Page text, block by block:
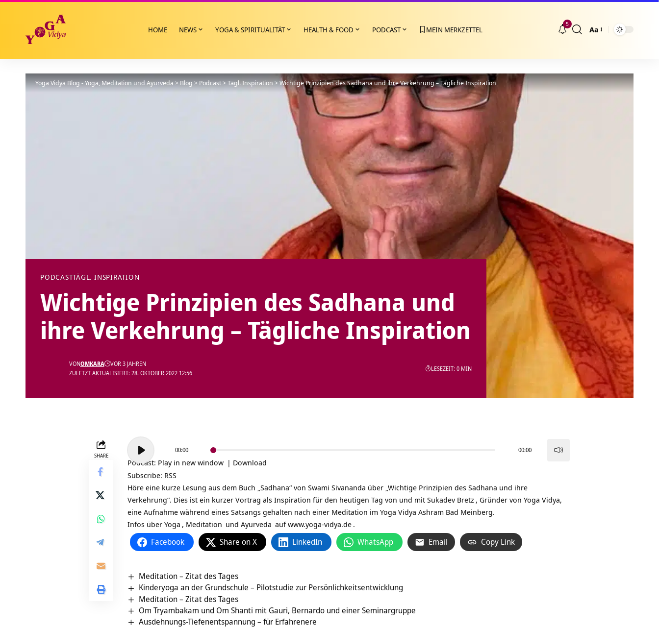
HOME NEWS YOGA & SPIRITUALITÄT HEALTH & FOOD PODCAST MEIN MERKZETTEL
5
Größenänderung
Aa
Yoga Vidya Blog - Yoga, Meditation und Ayurveda>Blog>Podcast>Tägl. Inspiration>Wichtige Prinzipien des Sadhana und ihre Verkehrung – Tägliche Inspiration
PODCASTTÄGL. INSPIRATION
Wichtige Prinzipien des Sadhana und
ihre Verkehrung – Tägliche Inspiration
ZULETZT AKTUALISIERT: 28. OKTOBER 2022 12:56
VONOMKARA VOR 3 JAHREN
LESEZEIT: 0 MIN
SHARE
Player
00:00 00:00
Podcast: Play in new window | Download
Subscribe: RSS
Höre eine kurze Lesung aus dem Buch „Sadhana“ von Swami Sivananda über „Wichtige Prinzipien des Sadhana und ihre
Verkehrung“. Dies ist ein kurzer Vortrag als Inspiration für den heutigen Tag von und mit Sukadev Bretz , Gründer von Yoga Vidya,
eine Aufnahme während eines Satsangs gehalten nach einer Meditation im Yoga Vidya Ashram Bad Meinberg.
Infos über Yoga , Meditation und Ayurveda aufwww.yoga-vidya.de .
Facebook Share on X LinkedIn WhatsApp Email Copy Link
Meditation – Zitat des Tages
Kinderyoga an der Grundschule – Pilotstudie zur Persönlichkeitsentwicklung
Meditation – Zitat des Tages
Om Tryambakam und Om Shanti mit Gauri, Bernardo und einer Seminargruppe
Ausdehnungs-Tiefenentspannung – für Erfahrenere